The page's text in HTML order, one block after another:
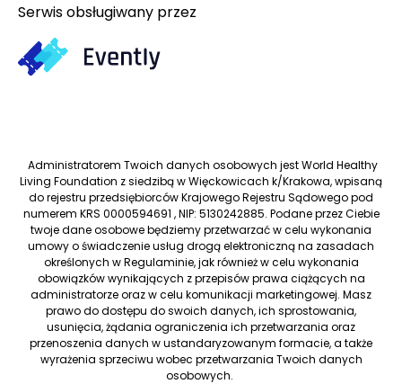
Serwis obsługiwany przez
Administratorem Twoich danych osobowych jest World Healthy
Living Foundation z siedzibą w Więckowicach k/Krakowa, wpisaną
do rejestru przedsiębiorców Krajowego Rejestru Sądowego pod
numerem KRS 0000594691 , NIP: 5130242885. Podane przez Ciebie
twoje dane osobowe będziemy przetwarzać w celu wykonania
umowy o świadczenie usług drogą elektroniczną na zasadach
określonych w Regulaminie, jak również w celu wykonania
obowiązków wynikających z przepisów prawa ciążących na
administratorze oraz w celu komunikacji marketingowej. Masz
prawo do dostępu do swoich danych, ich sprostowania,
usunięcia, żądania ograniczenia ich przetwarzania oraz
przenoszenia danych w ustandaryzowanym formacie, a także
wyrażenia sprzeciwu wobec przetwarzania Twoich danych
osobowych.